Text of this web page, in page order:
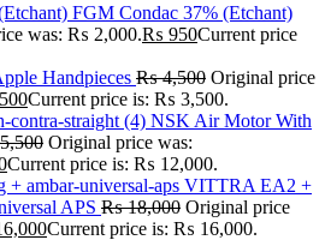
FGM Condac 37% (Etchant)
was: ₨ 2,000.₨ 950Current price
Handpieces ₨4,500 Original price
Current price is: ₨ 3,500.
NSK Air Motor With
Original price was:
Current price is: ₨ 12,000.
VITTRA EA2 +
APS ₨18,000 Original price
Current price is: ₨ 16,000.